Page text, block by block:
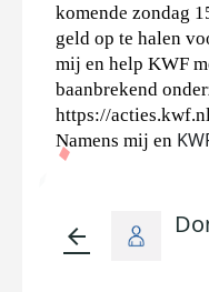
komende zondag
geld op te halen
mij en help KWF
baanbrekend
https://
Namens mij en
arrow_back